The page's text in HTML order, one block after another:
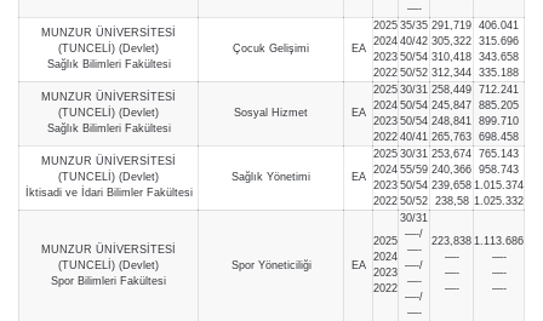
—-
MUNZUR ÜNİVERSİTESİ
(TUNCELİ) (Devlet)
Sağlık Bilimleri Fakültesi
Çocuk Gelişimi EA
2025
2024
2023
2022
35/35
40/42
50/54
50/52
291,719
305,322
310,418
312,344
406.041
315.696
343.658
335.188
MUNZUR ÜNİVERSİTESİ
(TUNCELİ) (Devlet)
Sağlık Bilimleri Fakültesi
Sosyal Hizmet EA
2025
2024
2023
2022
30/31
50/54
50/54
40/41
258,449
245,847
248,841
265,763
712.241
885.205
899.710
698.458
MUNZUR ÜNİVERSİTESİ
(TUNCELİ) (Devlet)
İktisadi ve İdari Bilimler Fakültesi
Sağlık Yönetimi EA
2025
2024
2023
2022
30/31
55/59
50/54
50/52
253,674
240,366
239,658
238,58
765.143
958.743
1.015.374
1.025.332
MUNZUR ÜNİVERSİTESİ
(TUNCELİ) (Devlet)
Spor Bilimleri Fakültesi
Spor Yöneticiliği EA
2025
2024
2023
2022
30/31
—-/
—-
—-/
—-
—-/
—-
223,838
—-
—-
—-
1.113.686
—-
—-
—-